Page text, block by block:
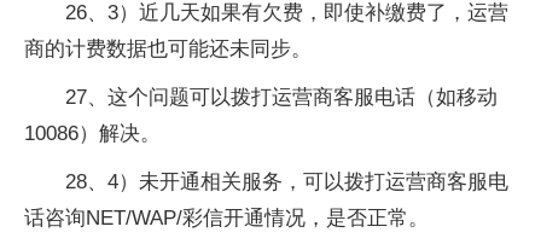
26、3）近几天如果有欠费，即使补缴费了，运营
商的计费数据也可能还未同步。
27、这个问题可以拨打运营商客服电话（如移动
10086）解决。
28、4）未开通相关服务，可以拨打运营商客服电
话咨询NET/WAP/彩信开通情况，是否正常。